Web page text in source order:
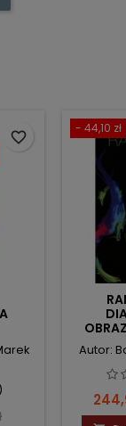
favorite_border
- 44,10 zł
Autor: